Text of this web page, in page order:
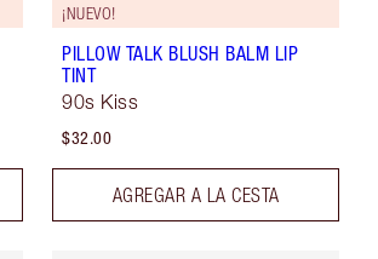
¡NUEVO!
PILLOW TALK BLUSH BALM LIP
TINT
90s Kiss
$32.00
AGREGAR A LA CESTA